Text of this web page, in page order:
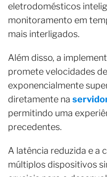
eletrodomésticos
monitoramento em
mais interligados.
Além disso, a
promete velocidades
exponencialmente
diretamente na
permitindo uma
precedentes.
A latência reduzida e a
múltiplos dispositivos